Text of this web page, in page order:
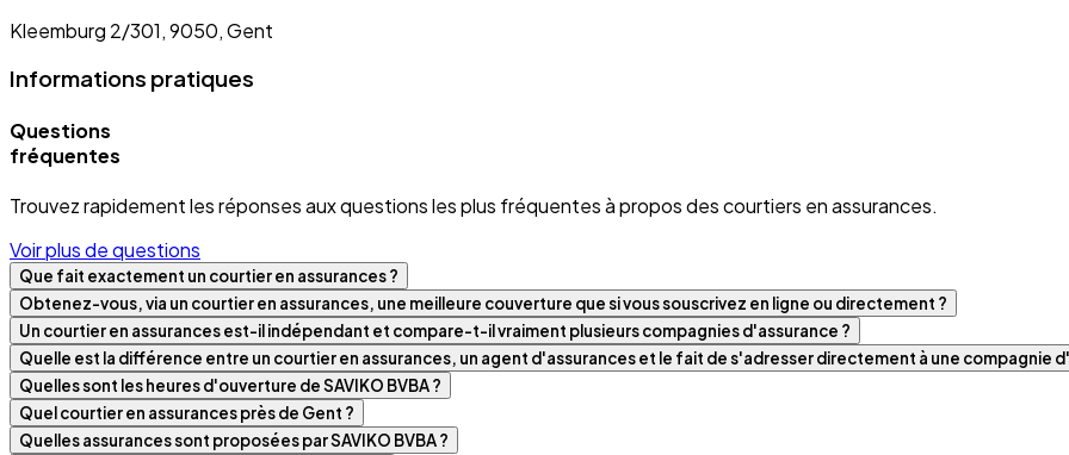
Kleemburg 2/301, 9050, Gent
Informations pratiques
Questions
fréquentes
Trouvez rapidement les réponses aux questions les plus fréquentes à propos des courtiers en assurances.
Voir plus de questions
Que fait exactement un courtier en assurances ?
Obtenez-vous, via un courtier en assurances, une meilleure couverture que si vous souscrivez en ligne ou directement ?
Un courtier en assurances est-il indépendant et compare-t-il vraiment plusieurs compagnies d'assurance ?
Quelle est la différence entre un courtier en assurances, un agent d'assurances et le fait de s'adresser directement à une compagnie
Quelles sont les heures d'ouverture de SAVIKO BVBA ?
Quel courtier en assurances près de Gent ?
Quelles assurances sont proposées par SAVIKO BVBA ?